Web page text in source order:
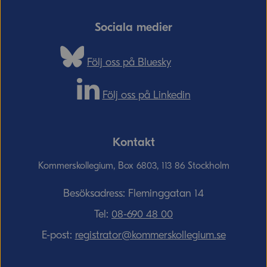
Sociala medier
Följ oss på Bluesky
Följ oss på Linkedin
Kontakt
Kommerskollegium, Box 6803, 113 86 Stockholm
Besöksadress: Fleminggatan 14
Tel: 08-690­ 48­ 00
E-post: registrator@kommerskollegium.se